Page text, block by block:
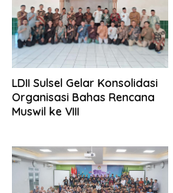
LDII Sulsel Gelar Konsolidasi
Organisasi Bahas Rencana
Muswil ke VIII